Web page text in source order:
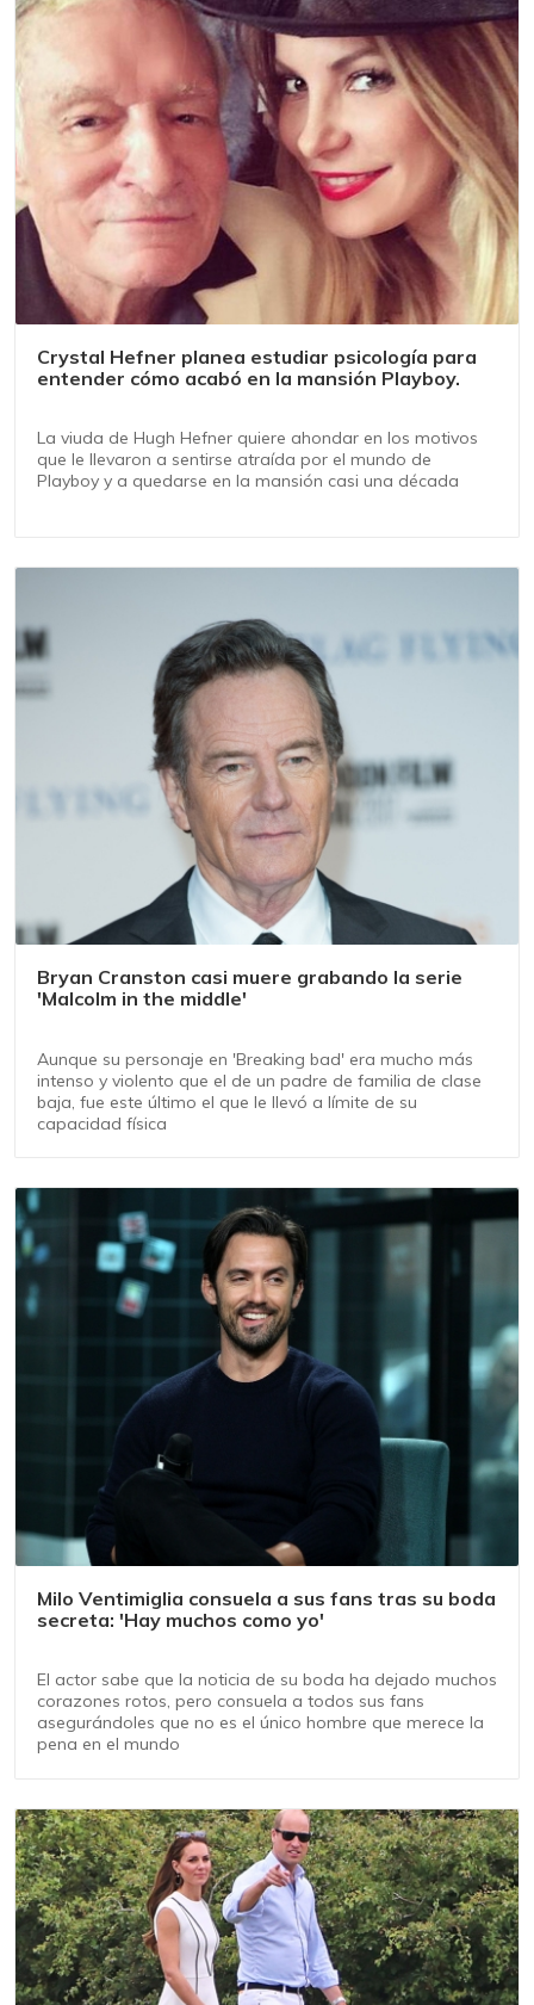
Crystal Hefner planea estudiar psicología para
entender cómo acabó en la mansión Playboy.
La viuda de Hugh Hefner quiere ahondar en los motivos
que le llevaron a sentirse atraída por el mundo de
Playboy y a quedarse en la mansión casi una década
Bryan Cranston casi muere grabando la serie
'Malcolm in the middle'
Aunque su personaje en 'Breaking bad' era mucho más
intenso y violento que el de un padre de familia de clase
baja, fue este último el que le llevó a límite de su
capacidad física
Milo Ventimiglia consuela a sus fans tras su boda
secreta: 'Hay muchos como yo'
El actor sabe que la noticia de su boda ha dejado muchos
corazones rotos, pero consuela a todos sus fans
asegurándoles que no es el único hombre que merece la
pena en el mundo